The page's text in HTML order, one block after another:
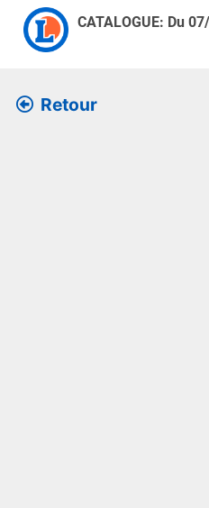
CATALOGUE: Du
Retour